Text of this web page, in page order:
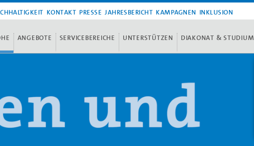
KONTAKT PRESSE JAHRESBERICHT KAMPAGNEN INKLUSION
ANGEBOTE SERVICEBEREICHE UNTERSTÜTZEN DIAKONAT & STUDIUM